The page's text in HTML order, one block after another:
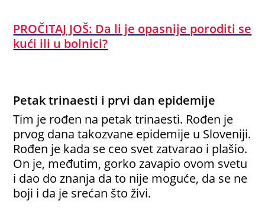
PROČITAJ JOŠ: Da li je opasnije poroditi se
kući ili u bolnici?
Petak trinaesti i prvi dan epidemije
Tim je rođen na petak trinaesti. Rođen je
prvog dana takozvane epidemije u Sloveniji.
Rođen je kada se ceo svet zatvarao i plašio.
On je, međutim, gorko zavapio ovom svetu
i dao do znanja da to nije moguće, da se ne
boji i da je srećan što živi.